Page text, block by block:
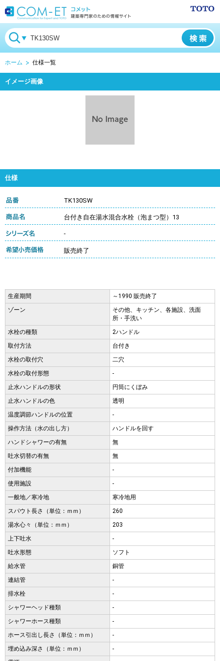
ホーム 仕様一覧
イメージ画像
仕様
TK130SW
台付き自在湯水混合水栓（泡まつ型）13
-
販売終了
生産期間
～1990 販売終了
ゾーン
その他、キッチン、各施設、洗面
所・手洗い
水栓の種類
2ハンドル
取付方法
台付き
水栓の取付穴
二穴
水栓の取付形態
-
止水ハンドルの形状
円筒にくぼみ
止水ハンドルの色
透明
温度調節ハンドルの位置
-
操作方法（水の出し方）
ハンドルを回す
ハンドシャワーの有無
無
吐水切替の有無
無
付加機能
-
使用施設
-
一般地／寒冷地
寒冷地用
スパウト長さ（単位：ｍｍ）
260
湯水心々（単位：ｍｍ）
203
上下吐水
-
吐水形態
ソフト
給水管
銅管
連結管
-
排水栓
-
シャワーヘッド種類
-
シャワーホース種類
-
ホース引出し長さ（単位：ｍｍ）
-
埋め込み深さ（単位：ｍｍ）
-